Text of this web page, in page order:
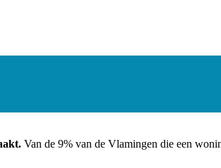
Van de 9% van de Vlamingen die een